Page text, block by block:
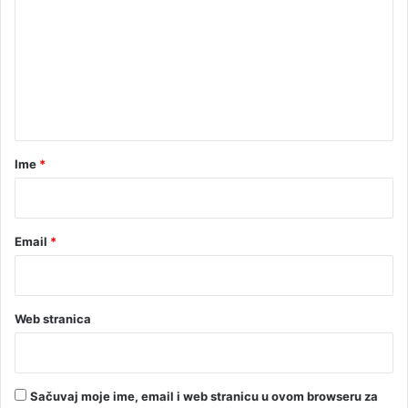
rIme *
Email *
Web stranica
Sačuvaj moje ime, email i web stranicu u ovom browseru za